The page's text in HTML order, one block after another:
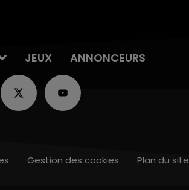
JEUX ANNONCEURS
Gestion des cookies Plan du site